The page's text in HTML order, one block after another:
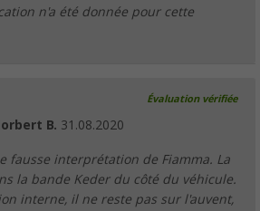
n'a été donnée pour cette
Évaluation vérifiée
B. 31.08.2020
fausse interprétation de Fiamma. La
la bande Keder du côté du véhicule.
interne, il ne reste pas sur l'auvent,